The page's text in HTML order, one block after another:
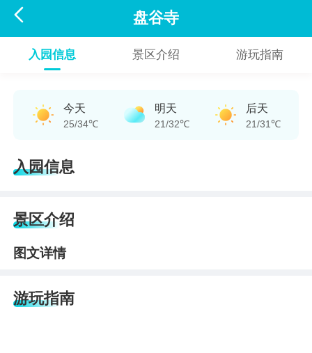
 盘谷寺
入园信息 景区介绍 游玩指南
今天
25/34℃
明天
21/32℃
后天
21/31℃
入园信息
景区介绍
图文详情
游玩指南